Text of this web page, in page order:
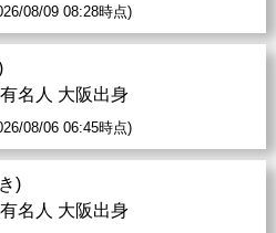
08/09 08:28時点)
名人 大阪出身
08/06 06:45時点)
)
名人 大阪出身